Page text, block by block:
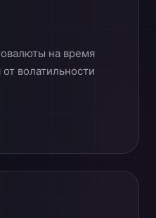
на время
волатильности